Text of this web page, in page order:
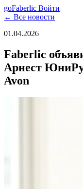
goFaberlic Войти
← Все новости
01.04.2026
Faberlic
Арнест
Avon